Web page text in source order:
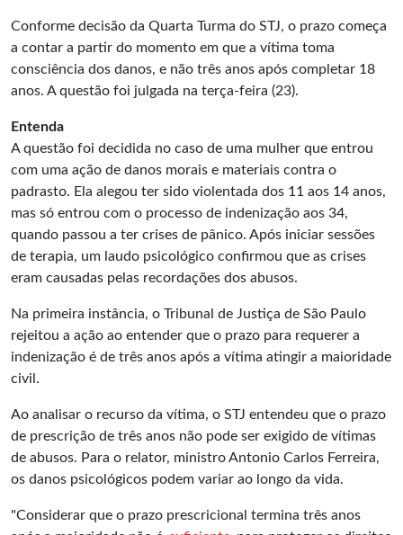
Conforme decisão da Quarta Turma do STJ, o prazo começa
a contar a partir do momento em que a vítima toma
consciência dos danos, e não três anos após completar 18
anos. A questão foi julgada na terça-feira (23).
Entenda
A questão foi decidida no caso de uma mulher que entrou
com uma ação de danos morais e materiais contra o
padrasto. Ela alegou ter sido violentada dos 11 aos 14 anos,
mas só entrou com o processo de indenização aos 34,
quando passou a ter crises de pânico. Após iniciar sessões
de terapia, um laudo psicológico confirmou que as crises
eram causadas pelas recordações dos abusos.
Na primeira instância, o Tribunal de Justiça de São Paulo
rejeitou a ação ao entender que o prazo para requerer a
indenização é de três anos após a vítima atingir a maioridade
civil.
Ao analisar o recurso da vítima, o STJ entendeu que o prazo
de prescrição de três anos não pode ser exigido de vítimas
de abusos. Para o relator, ministro Antonio Carlos Ferreira,
os danos psicológicos podem variar ao longo da vida.
"Considerar que o prazo prescricional termina três anos